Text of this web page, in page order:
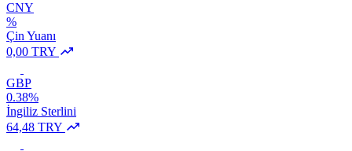
CNY
%
Çin Yuanı
0,00 TRY
GBP
0.38%
İngiliz Sterlini
64,48 TRY